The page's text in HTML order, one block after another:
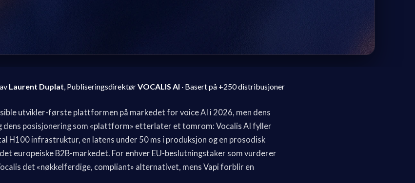
Laurent Duplat, PubliseringsdirektørVOCALIS AI · Basert på +250 distribusjoner
utvikler-første plattformen på markedet for voice AI i 2026, men dens
dens posisjonering som «plattform» etterlater et tomrom: Vocalis AI fyller
H100 infrastruktur, en latens under 50 ms i produksjon og en prosodisk
europeiske B2B-markedet. For enhver EU-beslutningstaker som vurderer
det «nøkkelferdige, compliant» alternativet, mens Vapi forblir en